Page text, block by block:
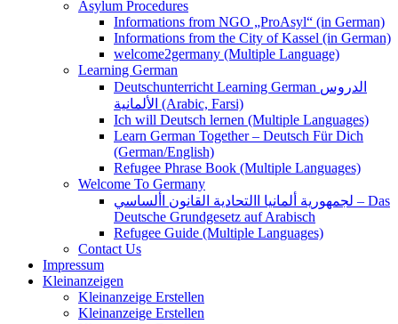
Asylum Procedures
Informations from NGO „ProAsyl“ (in German)
Informations from the City of Kassel (in German)
welcome2germany (Multiple Language)
Learning German
Deutschunterricht Learning German الدروس
الألمانية (Arabic, Farsi)
Ich will Deutsch lernen (Multiple Languages)
Learn German Together – Deutsch Für Dich
(German/English)
Refugee Phrase Book (Multiple Languages)
Welcome To Germany
لجمهورية ألمانيا االتحادية القانون األساسي – Das
Deutsche Grundgesetz auf Arabisch
Refugee Guide (Multiple Languages)
Contact Us
Impressum
Kleinanzeigen
Kleinanzeige Erstellen
Kleinanzeige Erstellen